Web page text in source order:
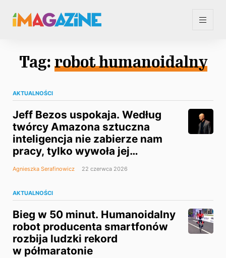
Tag: robot humanoidalny
AKTUALNOŚCI
Jeff Bezos uspokaja. Według
twórcy Amazona sztuczna
inteligencja nie zabierze nam
pracy, tylko wywoła jej
niedobór
Agnieszka Serafinowicz 22 czerwca 2026
AKTUALNOŚCI
Bieg w 50 minut. Humanoidalny
robot producenta smartfonów
rozbija ludzki rekord
w półmaratonie